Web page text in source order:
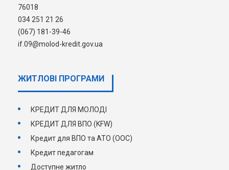
76018
034 251 21 26
(067) 181-39-46
if.09@molod-kredit.gov.ua
ЖИТЛОВІ ПРОГРАМИ
КРЕДИТ ДЛЯ МОЛОДІ
КРЕДИТ ДЛЯ ВПО (KFW)
Кредит для ВПО та АТО (ООС)
Кредит педагогам
Доступне житло